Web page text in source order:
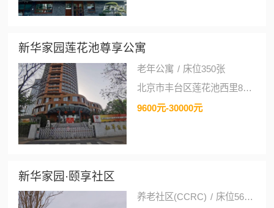
新华家园莲花池尊享公寓
老年公寓 / 床位350张
北京市丰台区莲花池西里8号楼新华家园
9600元-30000元
新华家园·颐享社区
养老社区(CCRC) / 床位5600张